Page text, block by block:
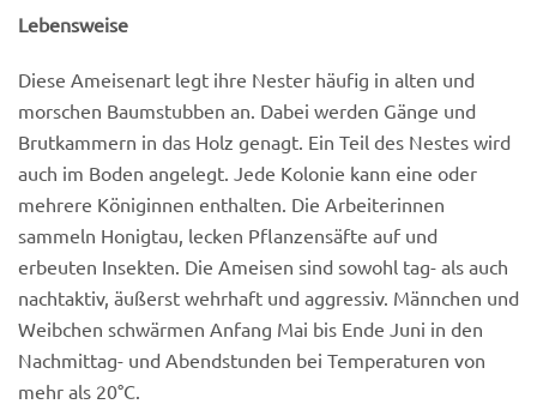
Lebensweise
Diese Ameisenart legt ihre Nester häufig in alten und
morschen Baumstubben an. Dabei werden Gänge und
Brutkammern in das Holz genagt. Ein Teil des Nestes wird
auch im Boden angelegt. Jede Kolonie kann eine oder
mehrere Königinnen enthalten. Die Arbeiterinnen
sammeln Honigtau, lecken Pflanzensäfte auf und
erbeuten Insekten. Die Ameisen sind sowohl tag- als auch
nachtaktiv, äußerst wehrhaft und aggressiv. Männchen und
Weibchen schwärmen Anfang Mai bis Ende Juni in den
Nachmittag- und Abendstunden bei Temperaturen von
mehr als 20°C.